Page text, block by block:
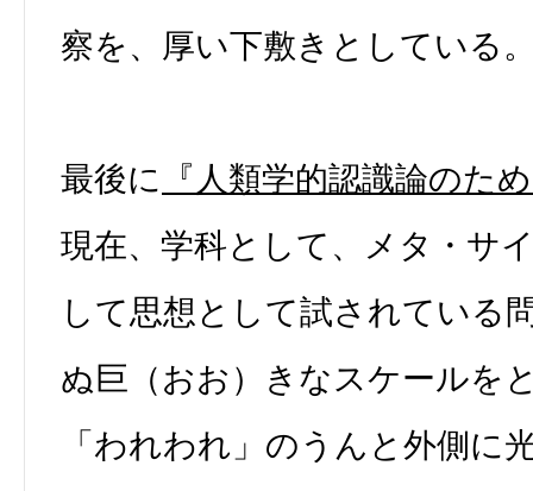
察を、厚い下敷きとしている
最後に 『人類学的認識論のた
現在、学科として、メタ・サ
して思想として試されている
ぬ巨（おお）きなスケールを
「われわれ」のうんと外側に